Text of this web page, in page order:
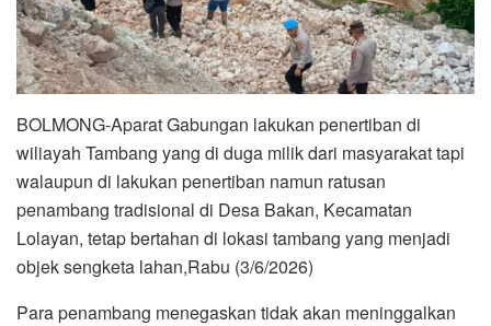
BOLMONG-Aparat Gabungan lakukan penertiban di
wiliayah Tambang yang di duga milik dari masyarakat tapi
walaupun di lakukan penertiban namun ratusan
penambang tradisional di Desa Bakan, Kecamatan
Lolayan, tetap bertahan di lokasi tambang yang menjadi
objek sengketa lahan,Rabu (3/6/2026)
Para penambang menegaskan tidak akan meninggalkan